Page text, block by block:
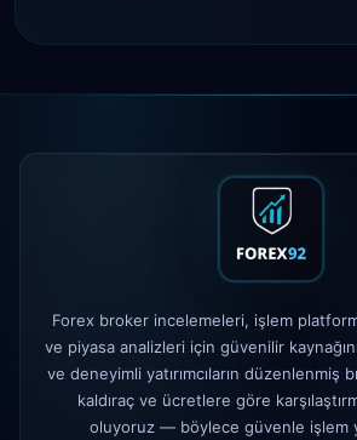
IC MarketsEUR/USD spreadi
kaldıraç politikası değişti
FP Markets— yeni sıfır
kaybedildi
Tickmillpara çekme hızı
saat
Forex broker incelemeleri, işlem
ve piyasa analizleri için güvenilir
ve deneyimli yatırımcıların düzenlenmiş
kaldıraç ve ücretlere göre
oluyoruz — böylece güvenle işlem